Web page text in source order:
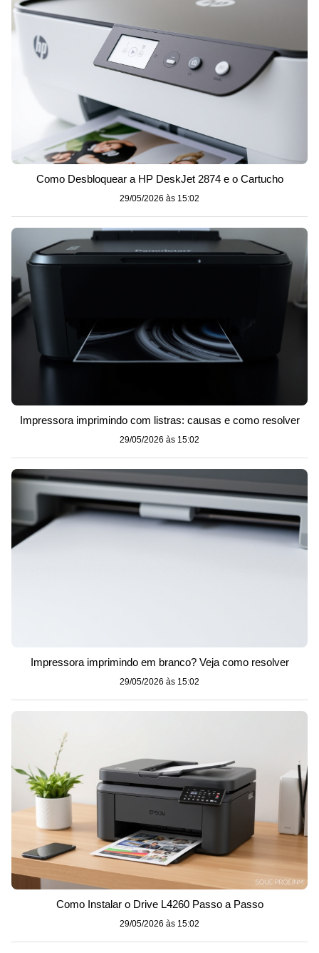
Como Desbloquear a HP DeskJet 2874 e o Cartucho
29/05/2026 às 15:02
Impressora imprimindo com listras: causas e como resolver
29/05/2026 às 15:02
Impressora imprimindo em branco? Veja como resolver
29/05/2026 às 15:02
Como Instalar o Drive L4260 Passo a Passo
29/05/2026 às 15:02